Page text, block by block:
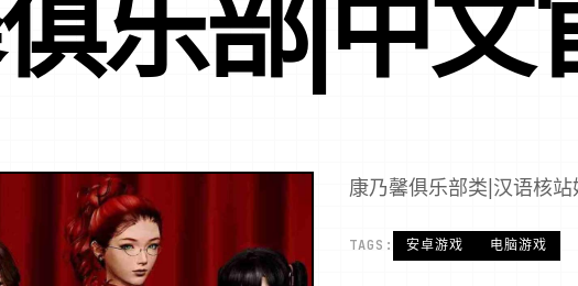
乐部|中文
康乃馨俱乐部类|汉语核
TAGS: 安卓游戏 电脑游戏